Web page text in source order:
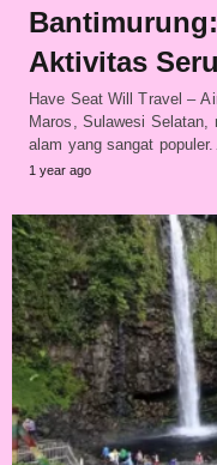
Aktivitas Seru
Have Seat Will Travel –
Maros, Sulawesi Selatan,
alam yang sangat
1 year ago